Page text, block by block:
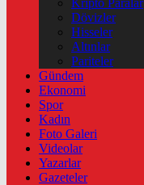
Kripto Paralar
Dövizler
Hisseler
Altınlar
Pariteler
Gündem
Ekonomi
Spor
Kadın
Foto Galeri
Videolar
Yazarlar
Gazeteler